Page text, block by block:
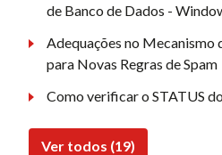
de Banco de Dados -
Adequações no Mecanismo
para Novas Regras de Spam
Como verificar o STATUS
Ver todos (19)